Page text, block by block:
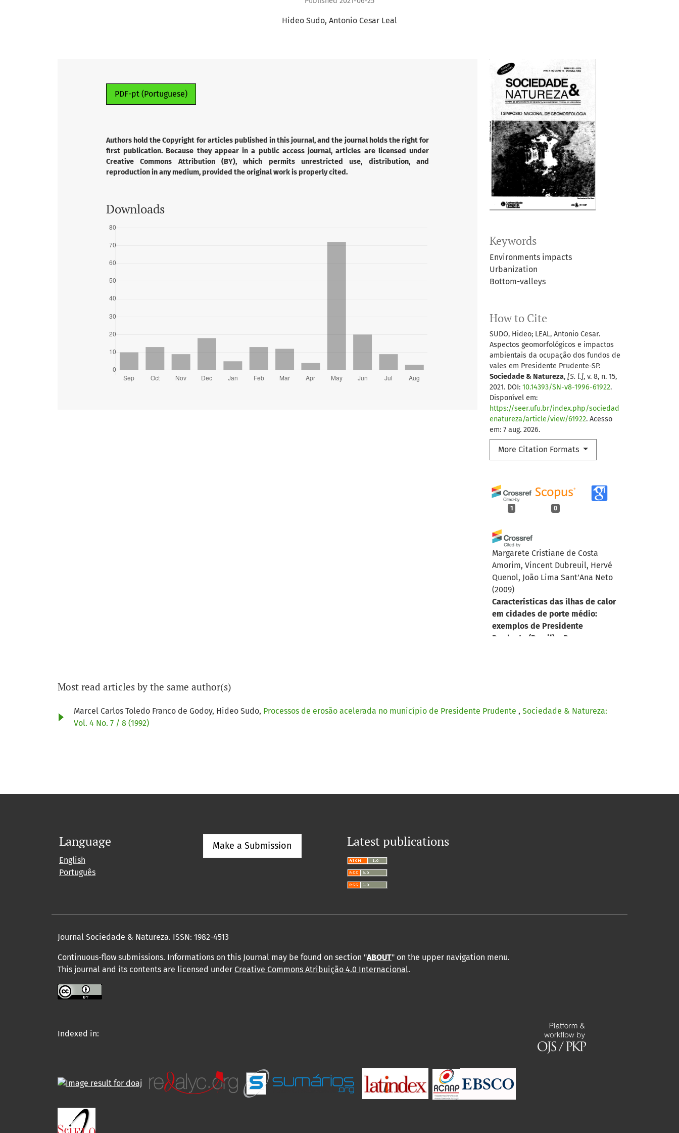
Hideo Sudo Antonio Cesar Leal
Keywords
Environments impacts
Urbanization
Bottom-valleys
How to Cite
SUDO, Hideo; LEAL, Antonio Cesar.
Aspectos geomorfológicos e impactos
ambientais da ocupação dos fundos de
vales em Presidente Prudente-SP.
Sociedade & Natureza, [S. l.], v. 8, n. 15,
2021. DOI: 10.14393/SN-v8-1996-61922.
Disponível em:
https://seer.ufu.br/index.php/sociedad
enatureza/article/view/61922. Acesso
em: 7 aug. 2026.
More Citation Formats
1 0
Margarete Cristiane de Costa
Amorim, Vincent Dubreuil, Hervé
Quenol, João Lima Sant’Ana Neto
(2009)
Características das ilhas de calor
em cidades de porte médio:
exemplos de Presidente
Prudente (Brasil) e Rennes
PDF-pt (Portuguese)
Authors hold the Copyright for articles published in this journal, and the journal holds the right for
first publication. Because they appear in a public access journal, articles are licensed under
Creative Commons Attribution (BY), which permits unrestricted use, distribution, and
reproduction in any medium, provided the original work is properly cited.
Downloads
Most read articles by the same author(s)
Marcel Carlos Toledo Franco de Godoy, Hideo Sudo, Processos de erosão acelerada no município de Presidente Prudente , Sociedade & Natureza:
Vol. 4 No. 7 / 8 (1992)
Language
English
Português
Make a Submission Latest publications
Journal Sociedade & Natureza. ISSN: 1982-4513
Continuous-flow submissions. Informations on this Journal may be found on section "ABOUT" on the upper navigation menu.
This journal and its contents are licensed under Creative Commons Atribuição 4.0 Internacional.
Indexed in: